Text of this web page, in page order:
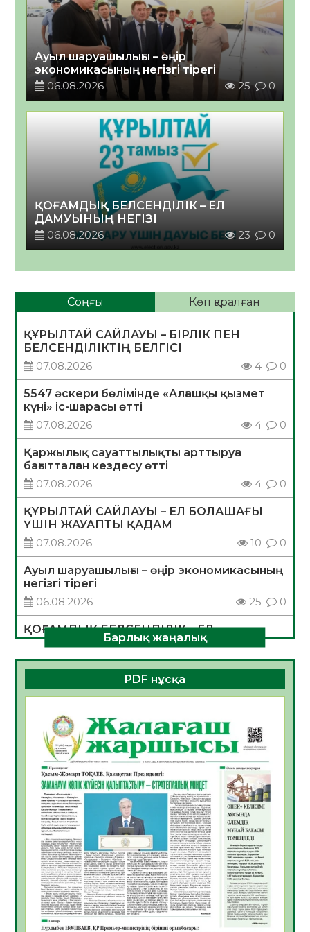
Ауыл шаруашылығы – өңір
экономикасының негізгі тірегі
06.08.2026
25 0
ҚОҒАМДЫҚ БЕЛСЕНДІЛІК – ЕЛ
ДАМУЫНЫҢ НЕГІЗІ
06.08.2026
23 0
Соңғы Көп қаралған
ҚҰРЫЛТАЙ САЙЛАУЫ – БІРЛІК ПЕН
БЕЛСЕНДІЛІКТІҢ БЕЛГІСІ
07.08.2026
4 0
5547 әскери бөлімінде «Алғашқы қызмет
күні» іс-шарасы өтті
07.08.2026
4 0
Қаржылық сауаттылықты арттыруға
бағытталған кездесу өтті
07.08.2026
4 0
ҚҰРЫЛТАЙ САЙЛАУЫ – ЕЛ БОЛАШАҒЫ
ҮШІН ЖАУАПТЫ ҚАДАМ
07.08.2026
10 0
Ауыл шаруашылығы – өңір экономикасының
негізгі тірегі
06.08.2026
25 0
ҚОҒАМДЫҚ БЕЛСЕНДІЛІК – ЕЛ
ДАМУЫНЫҢ НЕГІЗІ
06.08.2026
23 0
ҚҰРЫЛТАЙ САЙЛАУЫ – БОЛАШАҚҚА
06.08.2026
Инфекциялық ауруларға қарсы иммундау
жұмыстарының тиімділігі
06.08.2026
27
Көкжөтел ауруы туралы
06.08.2026
24
АПВ вакцинасы туралы мәлімет
06.08.2026
25
Open Air: Қызылорда облысы полиция
департаменті 20 мыңнан астам
көрерменнің қауіпсіздігін қамтамасыз етті
Барлық жаңалық
PDF нұсқа